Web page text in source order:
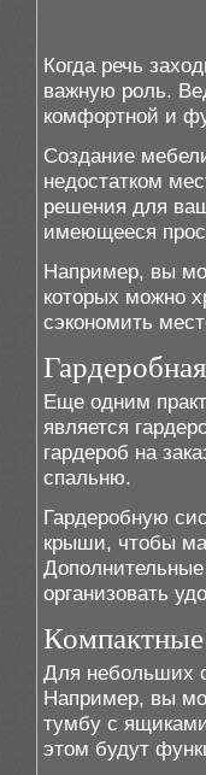
Когда речь
важную роль.
комфортной и
Создание
недостатком
решения для
имеющееся
Например, вы
которых можно
сэкономить
Еще одним
является
гардероб на
спальню.
Гардеробную
крыши, чтобы
организовать
Для небольших
Например, вы
тумбу с
этом будут